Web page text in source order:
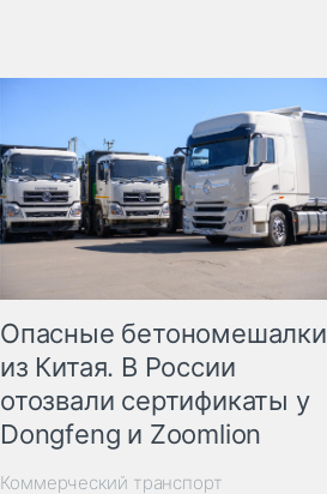
Опасные бетономешалки
из Китая. В России
отозвали сертификаты у
Dongfeng и Zoomlion
Коммерческий транспорт